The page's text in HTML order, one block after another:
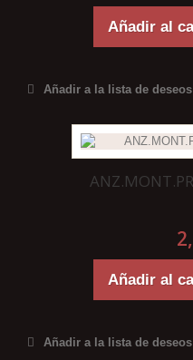
Añadir al
Añadir a la lista de deseos
Añadir al
Añadir a la lista de deseos